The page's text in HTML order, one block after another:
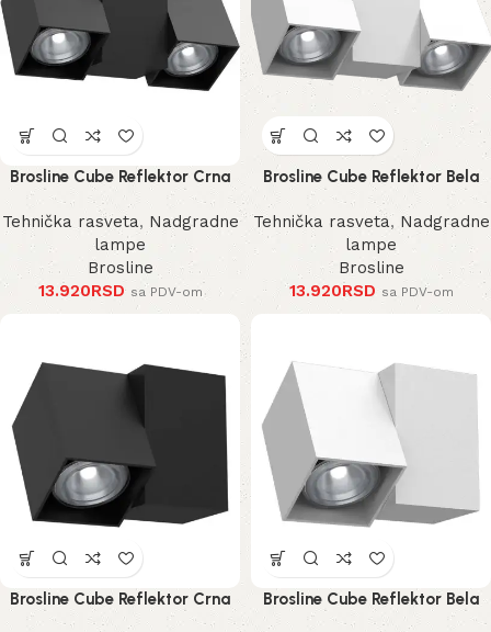
Brosline Cube Reflektor Crna
185 mm
Tehnička rasveta, Nadgradne
lampe
Brosline
13.920RSD sa PDV-om
Brosline Cube Reflektor Bela
185 mm
Tehnička rasveta, Nadgradne
lampe
Brosline
13.920RSD sa PDV-om
Brosline Cube Reflektor Crna
125 mm
Brosline Cube Reflektor Bela
125 mm